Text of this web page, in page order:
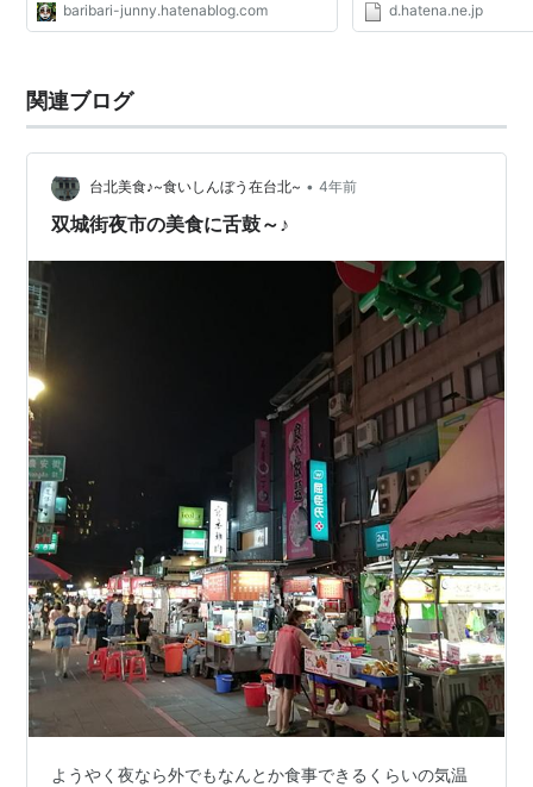
baribari-junny.hatenablog.com d.hatena.ne.jp
関連ブログ
台北美食♪~食いしんぼう在台北~ • 4年前
双城街夜市の美食に舌鼓～♪
ようやく夜なら外でもなんとか食事できるくらいの気温